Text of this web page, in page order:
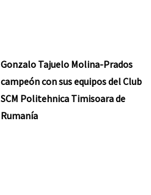
Gonzalo Tajuelo Molina-Prados
campeón con sus equipos del Club
SCM Politehnica Timisoara de
Rumanía